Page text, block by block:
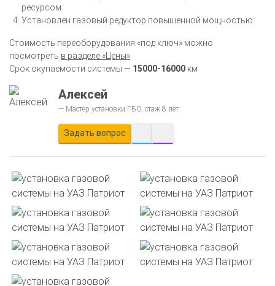
ресурсом.
Установлен газовый редуктор повышенной мощностью
Стоимость переоборудования «под ключ» можно
посмотреть в разделе «Цены»
Срок окупаемости системы — 15000-16000 км
Алексей
Мастер установки ГБО, стаж 8 лет
Задать вопрос